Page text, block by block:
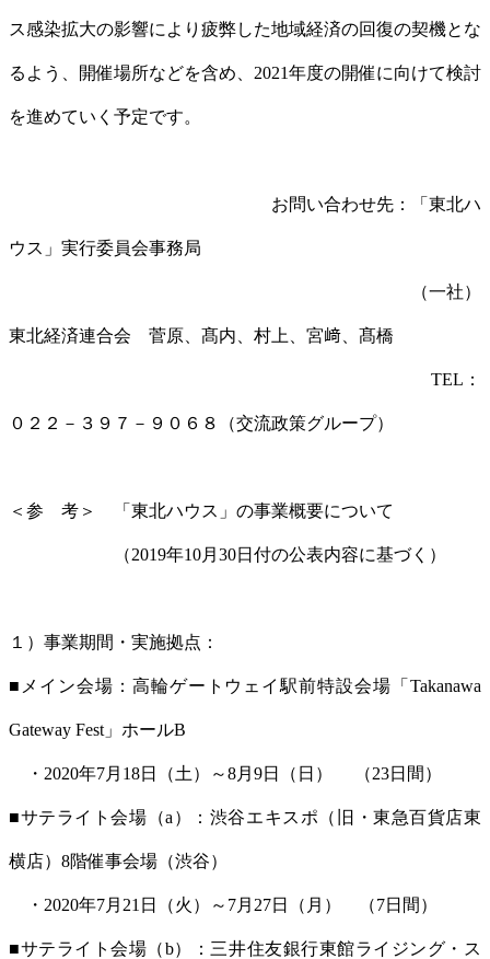
ス感染拡大の影響により疲弊した地域経済の回復の契機とな
るよう、開催場所などを含め、2021年度の開催に向けて検討
を進めていく予定です。
お問い合わせ先：「東北ハ
ウス」実行委員会事務局
（一社）
東北経済連合会 菅原、髙内、村上、宮﨑、髙橋
TEL：
０２２－３９７－９０６８（交流政策グループ）
＜参 考＞ 「東北ハウス」の事業概要について
（2019年10月30日付の公表内容に基づく）
１）事業期間・実施拠点：
■メイン会場：高輪ゲートウェイ駅前特設会場「Takanawa
Gateway Fest」ホールB
・2020年7月18日（土）～8月9日（日） （23日間）
■サテライト会場（a）：渋谷エキスポ（旧・東急百貨店東
横店）8階催事会場（渋谷）
・2020年7月21日（火）～7月27日（月） （7日間）
■サテライト会場（b）：三井住友銀行東館ライジング・ス